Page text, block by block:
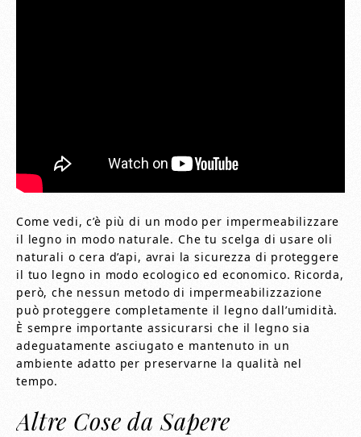
Come vedi, c’è più di un modo per impermeabilizzare
il legno in modo naturale. Che tu scelga di usare oli
naturali o cera d’api, avrai la sicurezza di proteggere
il tuo legno in modo ecologico ed economico. Ricorda,
però, che nessun metodo di impermeabilizzazione
può proteggere completamente il legno dall’umidità.
È sempre importante assicurarsi che il legno sia
adeguatamente asciugato e mantenuto in un
ambiente adatto per preservarne la qualità nel
tempo.
Altre Cose da Sapere